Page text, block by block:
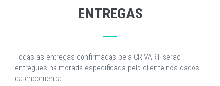
ENTREGAS
Todas as entregas confirmadas pela CRIVART serão
entregues na morada especificada pelo cliente nos dados
da encomenda.